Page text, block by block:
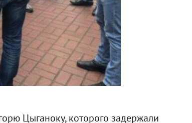
Цыганоку, которого задержали